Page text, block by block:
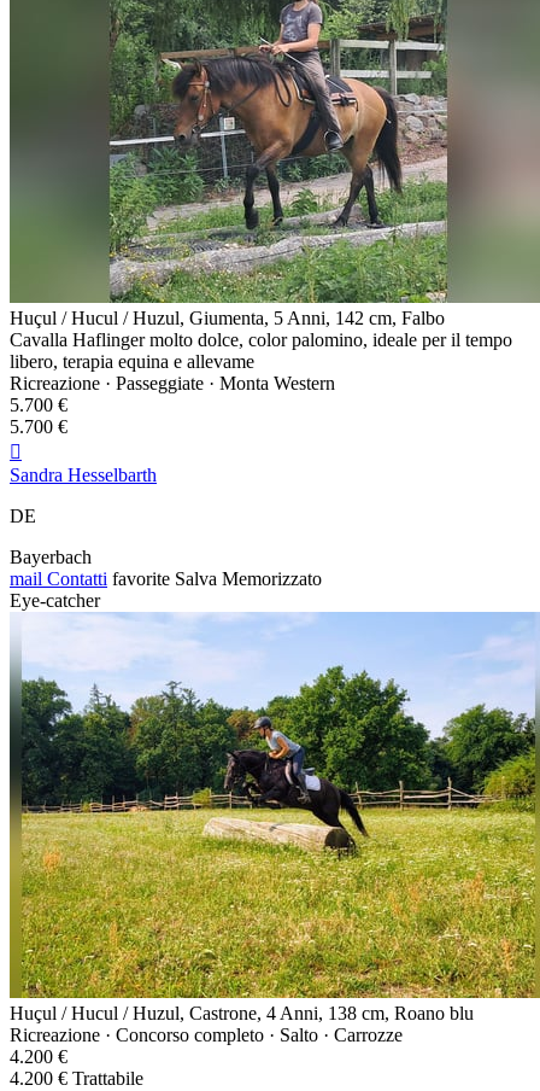
Huçul / Hucul / Huzul, Giumenta, 5 Anni, 142 cm, Falbo
Cavalla Haflinger molto dolce, color palomino, ideale per il tempo
libero, terapia equina e allevame
Ricreazione · Passeggiate · Monta Western
5.700 €
5.700 €

Sandra Hesselbarth
DE
Bayerbach
mail Contatti favorite Salva Memorizzato
Eye-catcher
Huçul / Hucul / Huzul, Castrone, 4 Anni, 138 cm, Roano blu
Ricreazione · Concorso completo · Salto · Carrozze
4.200 €
4.200 € Trattabile